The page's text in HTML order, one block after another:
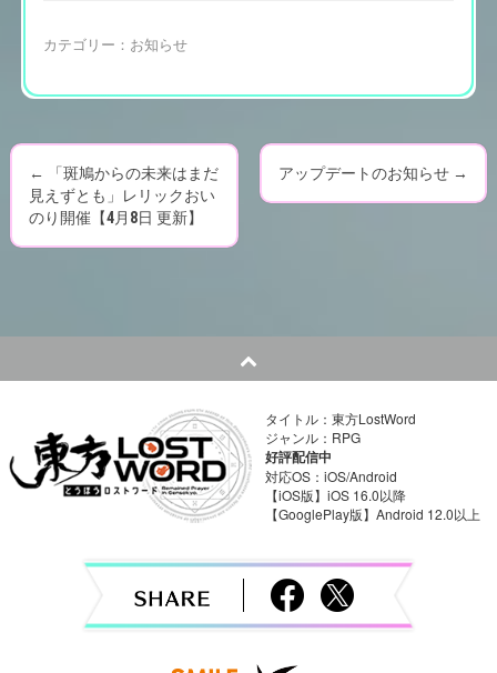
カテゴリー： お知らせ
P
o
t
n
v
←
「斑鳩からの未来はまだ
見えずとも」レリックおい
のり開催【4月8日 更新】
アップデートのお知らせ →
タイトル：東方LostWord
ジャンル：RPG
好評配信中
対応OS：iOS/Android
【iOS版】iOS 16.0以降
【GooglePlay版】Android 12.0以上